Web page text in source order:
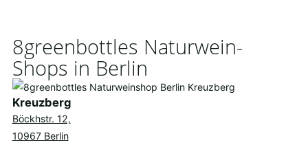
8greenbottles Naturwein-
Shops in Berlin
Kreuzberg
Böckhstr. 12,
10967 Berlin